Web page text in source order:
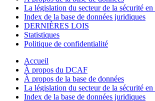
La législation du secteur de la sécurité
Index de la base de données juridiques
DERNIÈRES LOIS
Statistiques
Politique de confidentialité
Accueil
À propos du DCAF
À propos de la base de données
La législation du secteur de la sécurité
Index de la base de données juridiques